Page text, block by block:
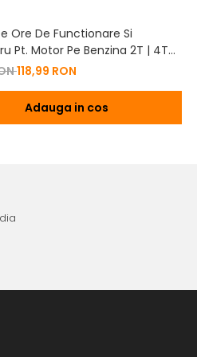
Ore De Functionare Si
Pt. Motor Pe Benzina 2T | 4T
De Baterie
118,99 RON
Adauga in cos